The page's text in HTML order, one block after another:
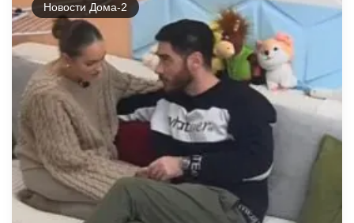
Новости Дома-2